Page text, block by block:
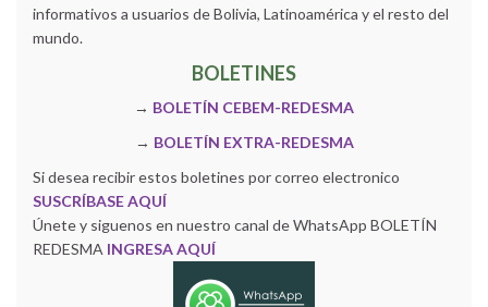
informativos a usuarios de Bolivia, Latinoamérica y el resto del
mundo.
BOLETINES
→ BOLETÍN CEBEM-REDESMA
→ BOLETÍN EXTRA-REDESMA
Si desea recibir estos boletines por correo electronico
SUSCRÍBASE AQUÍ
Únete y siguenos en nuestro canal de WhatsApp BOLETÍN
REDESMA INGRESA AQUÍ